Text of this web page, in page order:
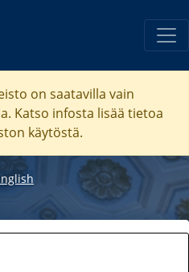
on saatavilla vain
Katso infosta lisää tietoa
käytöstä.